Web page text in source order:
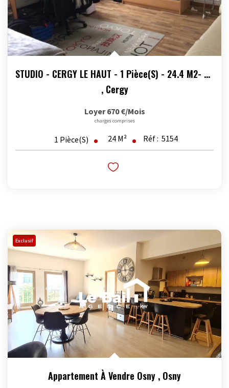
STUDIO - CERGY LE HAUT - 1 Pièce(s) - 24.4 M2- Parking En...
, Cergy
Loyer 670 €/mois
charges comprises
1 Pièce(s) 24 M² Réf : 5154
Exclusif
Appartement À Vendre Osny , Osny